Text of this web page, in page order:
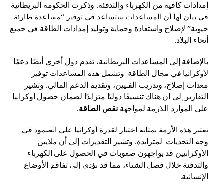
إمدادات كافية من الكهرباء والتدفئة. وذكرت الحكومة البريطانية
في بيان لها أن المساعدات ستساعد في توفير “مساعدة طارئة
حيوية” لإصلاح واستعادة وحماية وتوليد إمدادات الطاقة في جميع
أنحاء البلاد.
بالإضافة إلى المساعدات البريطانية، تقدم دول أخرى أيضًا دعمًا
لأوكرانيا في مجال الطاقة. وتشمل هذه المساعدات توفير
معدات إصلاح، وتدريب الفنيين، وتقديم الدعم المالي. وتشير
التقارير إلى أن هناك تنسيقًا دوليًا متزايدًا لضمان حصول أوكرانيا
على الموارد اللازمة لمواجهة نقص الطاقة.
تعتبر هذه الأزمة بمثابة اختبار لقدرة أوكرانيا على الصمود في
وجه التحديات المتزايدة. وتشير التقديرات إلى أن ملايين
الأوكرانيين قد يواجهون صعوبات في الحصول على الكهرباء
والتدفئة خلال فصل الشتاء، مما قد يؤدي إلى تفاقم الأوضاع
الإنسانية.